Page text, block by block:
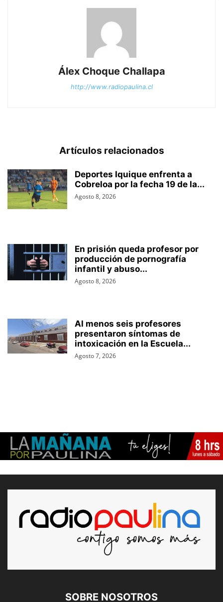
Álex Choque Challapa
http://www.radiopaulina.cl
Artículos relacionados
Deportes Iquique enfrenta a
Cobreloa por la fecha 19 de la...
Agosto 8, 2026
En prisión queda profesor por
producción de pornografía
infantil y abuso...
Agosto 8, 2026
Al menos seis profesores
presentaron síntomas de
intoxicación en la Escuela...
Agosto 7, 2026
SOBRE NOSOTROS